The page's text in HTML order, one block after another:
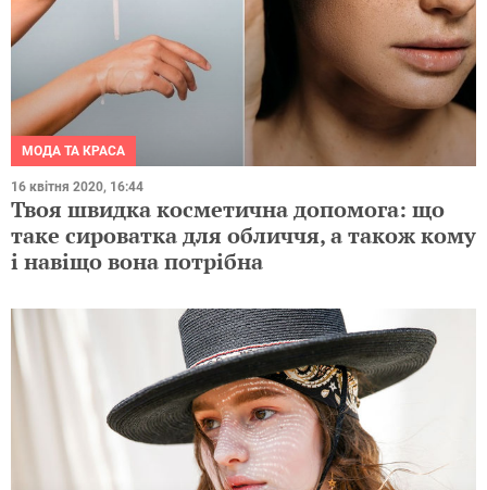
МОДА ТА КРАСА
16 квітня 2020, 16:44
Твоя швидка косметична допомога: що
таке сироватка для обличчя, а також кому
і навіщо вона потрібна